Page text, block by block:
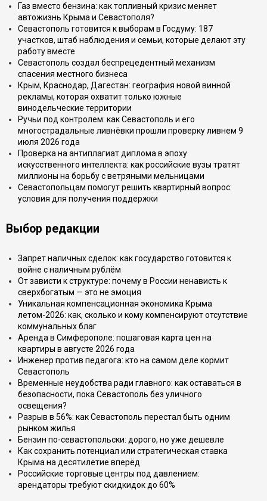
Газ вместо бензина: как топливный кризис меняет
автожизнь Крыма и Севастополя?
Севастополь готовится к выборам в Госдуму: 187
участков, штаб наблюдения и семьи, которые делают эту
работу вместе
Севастополь создал беспрецедентный механизм
спасения местного бизнеса
Крым, Краснодар, Дагестан: география новой винной
рекламы, которая охватит только южные
винодельческие территории
Ручьи под контролем: как Севастополь и его
многострадальные ливнёвки прошли проверку ливнем 9
июля 2026 года
Проверка на антиплагиат диплома в эпоху
искусственного интеллекта: как российские вузы тратят
миллионы на борьбу с ветряными мельницами
Севастопольцам помогут решить квартирный вопрос:
условия для получения поддержки
Выбор редакции
Запрет наличных сделок: как государство готовится к
войне с наличным рублём
От зависти к структуре: почему в России ненависть к
сверхбогатым — это не эмоция
Уникальная компенсационная экономика Крыма
летом-2026: как, сколько и кому компенсируют отсутствие
коммунальных благ
Аренда в Симферополе: пошаговая карта цен на
квартиры в августе 2026 года
Инженер против педагога: кто на самом деле кормит
Севастополь
Временные неудобства ради главного: как оставаться в
безопасности, пока Севастополь без уличного
освещения?
Разрыв в 56%: как Севастополь перестал быть одним
рынком жилья
Бензин по-севастопольски: дорого, но уже дешевле
Как сохранить потенциал или стратегическая ставка
Крыма на десятилетие вперёд
Российские торговые центры под давлением:
арендаторы требуют скидкидок до 60%